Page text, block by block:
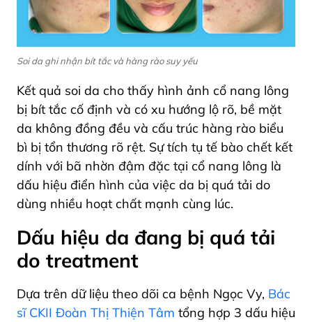
Soi da ghi nhận bít tắc và hàng rào suy yếu
Kết quả soi da cho thấy hình ảnh cổ nang lông
bị bít tắc cố định và có xu hướng lộ rõ, bề mặt
da không đồng đều và cấu trúc hàng rào biểu
bì bị tổn thương rõ rệt. Sự tích tụ tế bào chết kết
dính với bã nhờn đậm đặc tại cổ nang lông là
dấu hiệu điển hình của việc da bị quá tải do
dùng nhiều hoạt chất mạnh cùng lúc.
Dấu hiệu da đang bị quá tải
do treatment
Dựa trên dữ liệu theo dõi ca bệnh Ngọc Vy, Bác
sĩ CKII Đoàn Thị Thiện Tâm tổng hợp 3 dấu hiệu